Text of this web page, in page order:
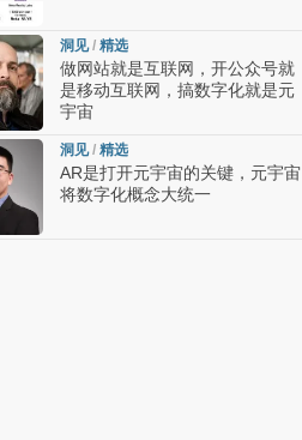
洞见/ 精选
做网站就是互联网，开公众号就
是移动互联网，搞数字化就是元
宇宙
洞见/ 精选
AR是打开元宇宙的关键，元宇宙
将数字化概念大统一